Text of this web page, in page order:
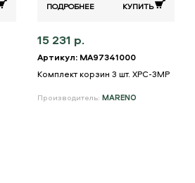
ПОДРОБНЕЕ КУПИТЬ
15 231 р.
Артикул: MA97341000
Комплект корзин 3 шт. XPC-3MP
Производитель: MARENO